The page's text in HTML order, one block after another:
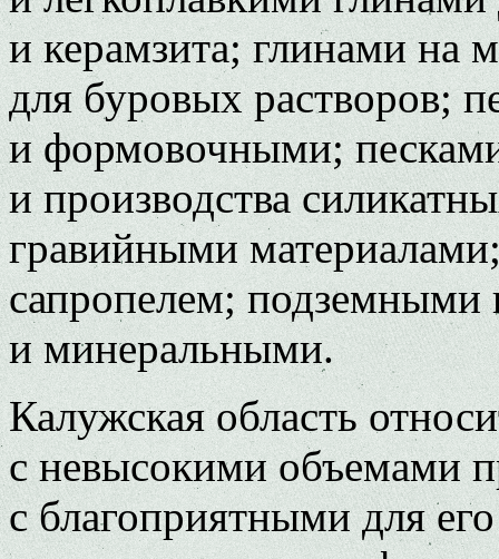
и керамзита; глинами на
для буровых растворов;
и формовочными;
и производства
гравийными
сапропелем;
и минеральными.
Калужская область
с невысокими объемами
с благоприятными для